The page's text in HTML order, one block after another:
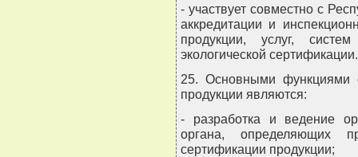
- участвует совместно с
аккредитации и
продукции, услуг,
экологической сертификации.
25. Основными функциями
продукции являются:
- разработка и ведение
органа, определяющих
сертификации продукции;